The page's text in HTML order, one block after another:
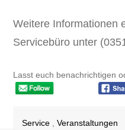
Weitere Informationen
Servicebüro unter
Lasst euch benachrichtigen
Service ,Veranstaltungen